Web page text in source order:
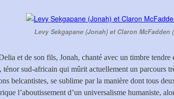
Levy Sekgapane (Jonah) et Claron McFadden
et de son fils, Jonah, chanté avec un timbre tendre
, ténor sud-africain qui mûrit actuellement un parcours
belcantistes, se sublime par la manière dont tous
l’aboutissement d’un universalisme humaniste,